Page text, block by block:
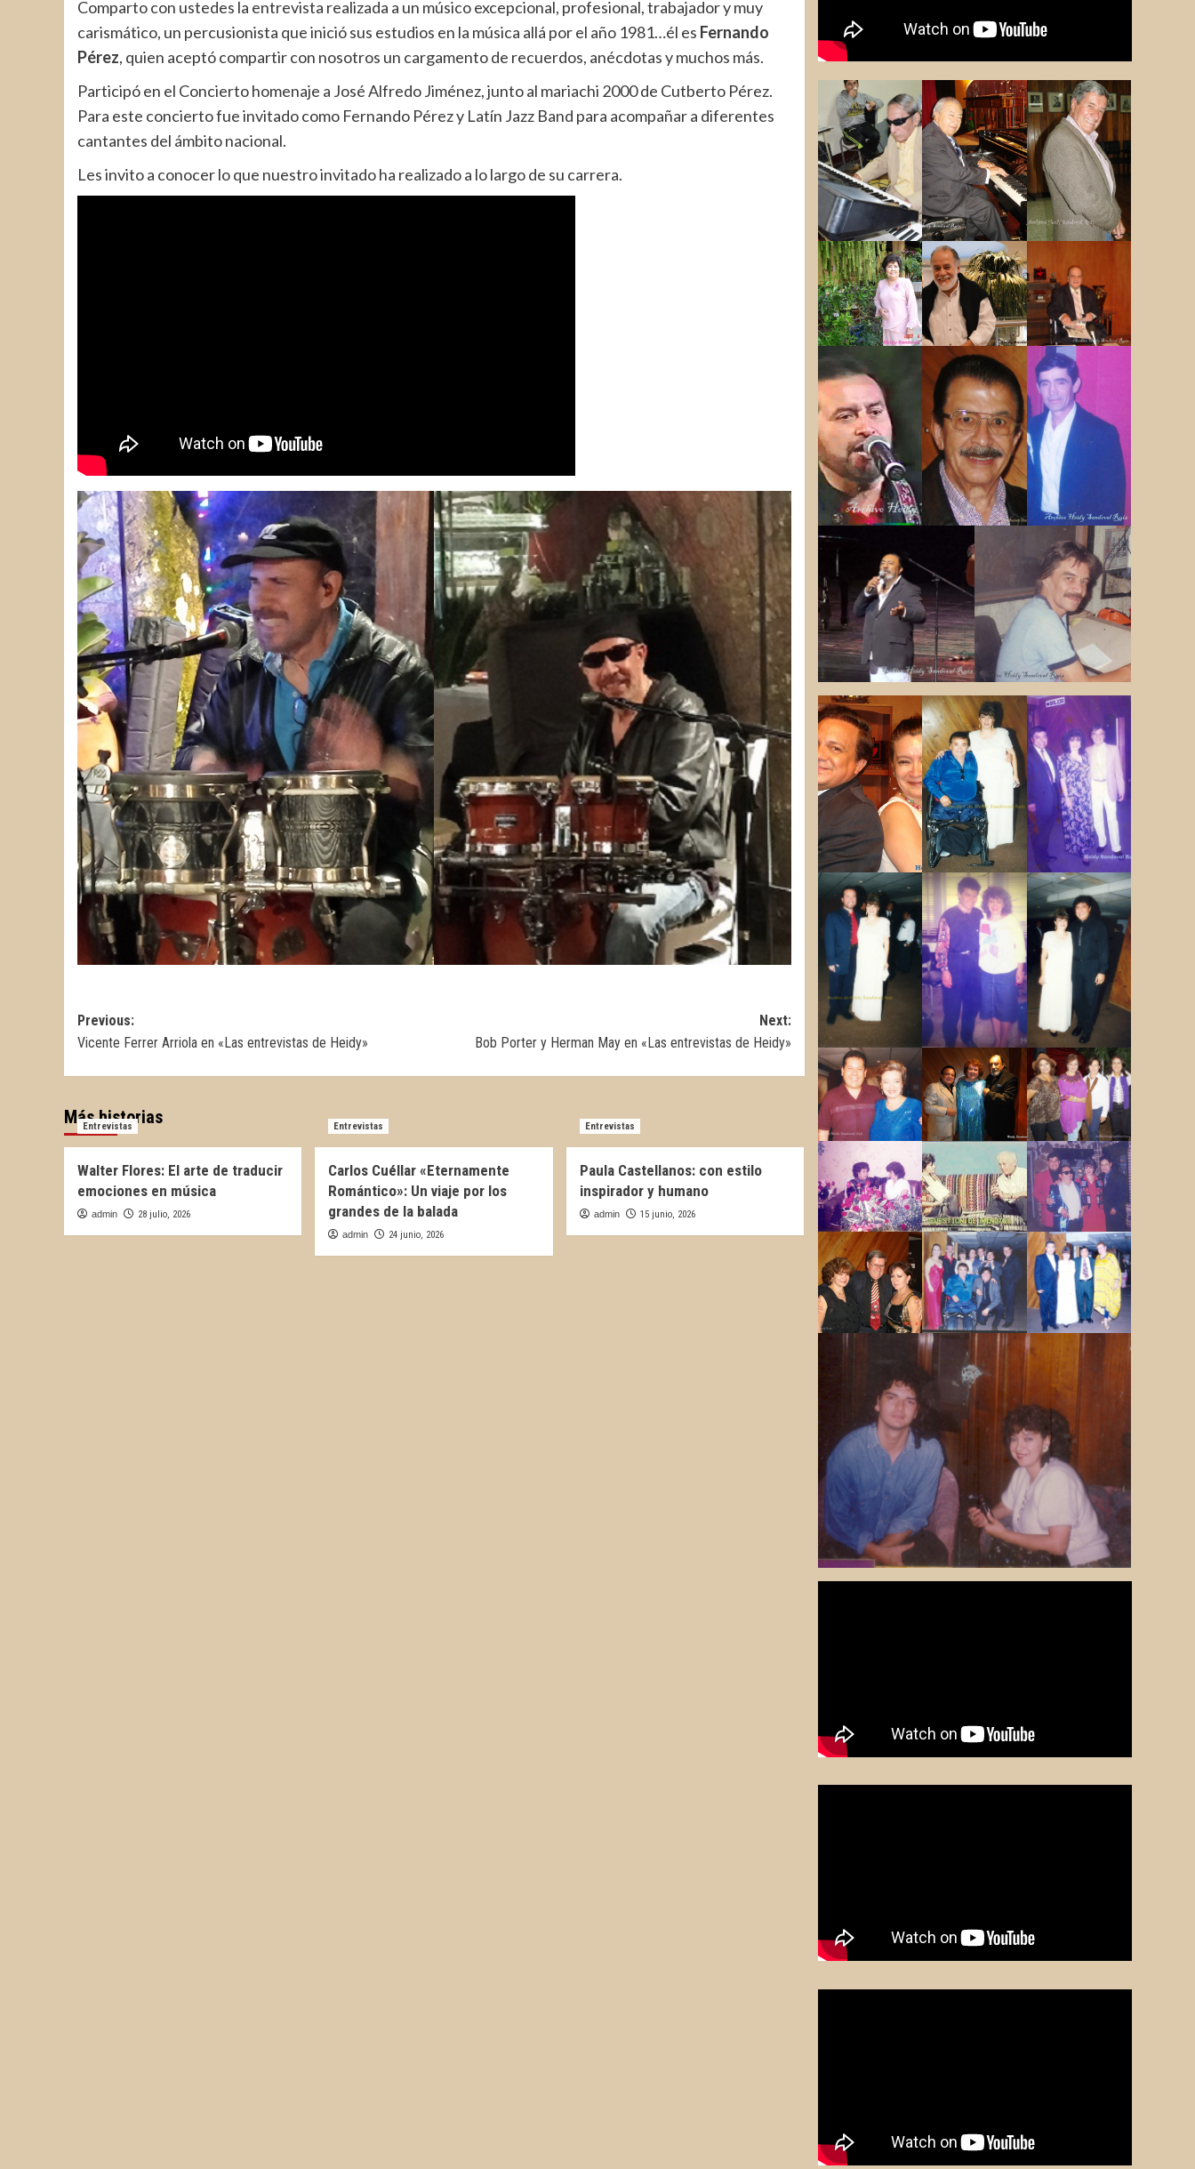
Comparto con ustedes la entrevista realizada a un músico excepcional, profesional, trabajador y muy
carismático, un percusionista que inició sus estudios en la música allá por el año 1981…él es Fernando
Pérez, quien aceptó compartir con nosotros un cargamento de recuerdos, anécdotas y muchos más.
Participó en el Concierto homenaje a José Alfredo Jiménez, junto al mariachi 2000 de Cutberto Pérez.
Para este concierto fue invitado como Fernando Pérez y Latín Jazz Band para acompañar a diferentes
cantantes del ámbito nacional.
Les invito a conocer lo que nuestro invitado ha realizado a lo largo de su carrera.
Navegación
de
entradas
Previous:
Vicente Ferrer Arriola en «Las entrevistas de Heidy»
Next:
Bob Porter y Herman May en «Las entrevistas de Heidy»
Más historias
Entrevistas
Walter Flores: El arte de traducir
emociones en música
admin 28 julio, 2026
Entrevistas
Carlos Cuéllar «Eternamente
Romántico»: Un viaje por los
grandes de la balada
admin 24 junio, 2026
Entrevistas
Paula Castellanos: con estilo
inspirador y humano
admin 15 junio, 2026